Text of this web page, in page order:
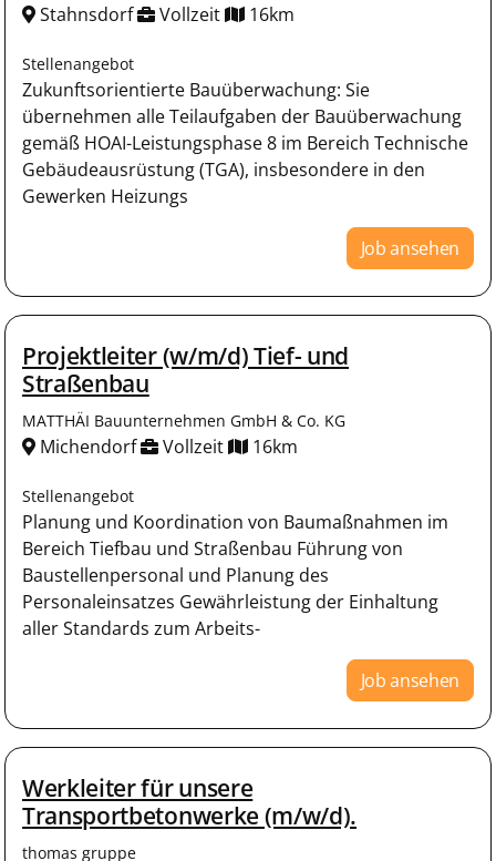
Stahnsdorf Vollzeit 16km
Stellenangebot
Zukunftsorientierte Bauüberwachung: Sie
übernehmen alle Teilaufgaben der Bauüberwachung
gemäß HOAI-Leistungsphase 8 im Bereich Technische
Gebäudeausrüstung (TGA), insbesondere in den
Gewerken Heizungs
Job ansehen
Projektleiter (w/m/d) Tief- und
Straßenbau
MATTHÄI Bauunternehmen GmbH & Co. KG
Michendorf Vollzeit 16km
Stellenangebot
Planung und Koordination von Baumaßnahmen im
Bereich Tiefbau und Straßenbau Führung von
Baustellenpersonal und Planung des
Personaleinsatzes Gewährleistung der Einhaltung
aller Standards zum Arbeits-
Job ansehen
Werkleiter für unsere
Transportbetonwerke (m/w/d).
thomas gruppe